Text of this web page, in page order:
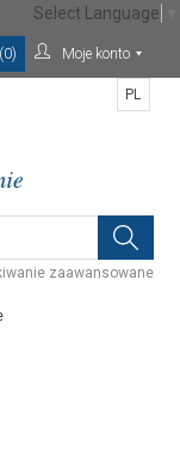
(0) Moje konto
zaawansowane
PL
Select Language